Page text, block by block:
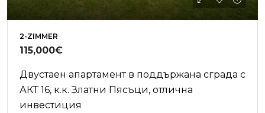
2-ZIMMER
115,000€
Двустаен апартамент в поддържана сграда с
АКТ 16, к.к. Златни Пясъци, отлична
инвестиция